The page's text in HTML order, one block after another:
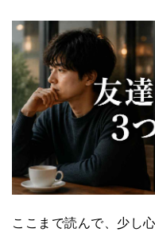
ここまで読んで、少し